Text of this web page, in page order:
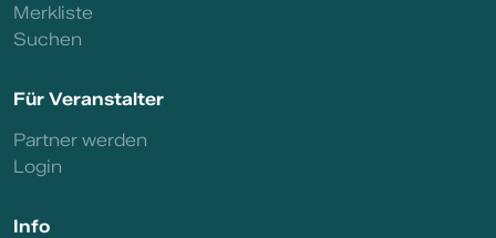
Merkliste
Suchen
Für Veranstalter
Partner werden
Login
Info